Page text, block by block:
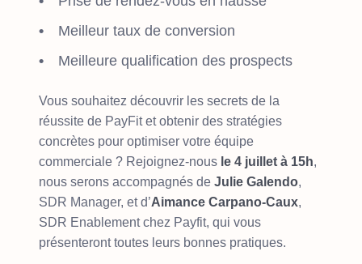
Meilleur taux de conversion
Meilleure qualification des prospects
Vous souhaitez découvrir les secrets de la
réussite de PayFit et obtenir des stratégies
concrètes pour optimiser votre équipe
commerciale ? Rejoignez-nous le 4 juillet à 15h,
nous serons accompagnés de Julie Galendo,
SDR Manager, et d’Aimance Carpano-Caux,
SDR Enablement chez Payfit, qui vous
présenteront toutes leurs bonnes pratiques.